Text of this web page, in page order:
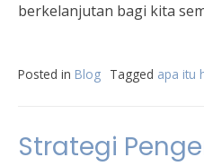
berkelanjutan bagi kita
Posted in Blog Tagged apa itu
Strategi